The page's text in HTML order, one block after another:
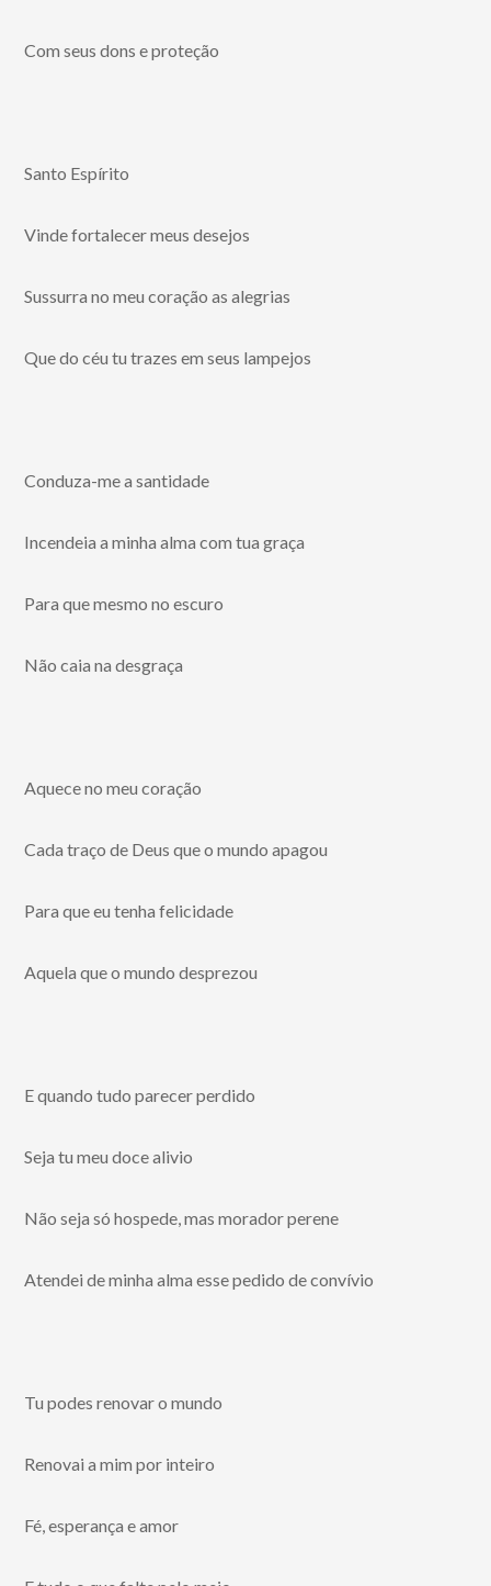
Com seus dons e proteção
Santo Espírito
Vinde fortalecer meus desejos
Sussurra no meu coração as alegrias
Que do céu tu trazes em seus lampejos
Conduza-me a santidade
Incendeia a minha alma com tua graça
Para que mesmo no escuro
Não caia na desgraça
Aquece no meu coração
Cada traço de Deus que o mundo apagou
Para que eu tenha felicidade
Aquela que o mundo desprezou
E quando tudo parecer perdido
Seja tu meu doce alivio
Não seja só hospede, mas morador perene
Atendei de minha alma esse pedido de convívio
Tu podes renovar o mundo
Renovai a mim por inteiro
Fé, esperança e amor